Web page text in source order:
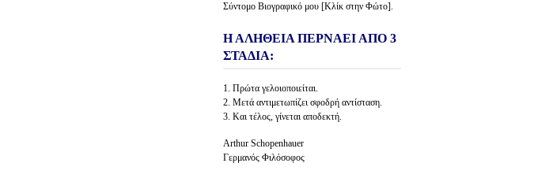
Σύντομο Βιογραφικό μου [Κλίκ στην Φώτο].
Η ΑΛΗΘΕΙΑ ΠΕΡΝΑΕΙ ΑΠΟ 3
ΣΤΑΔΙΑ:
1. Πρώτα γελοιοποιείται.
2. Μετά αντιμετωπίζει σφοδρή αντίσταση.
3. Και τέλος, γίνεται αποδεκτή.
Arthur Schopenhauer
Γερμανός Φιλόσοφος